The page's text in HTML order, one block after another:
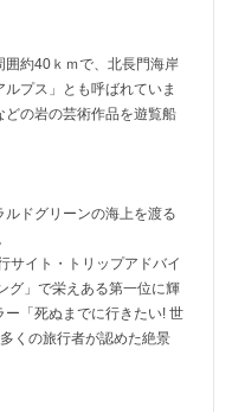
約40ｋｍで、北長門海岸
プス」とも呼ばれていま
の岩の芸術作品を遊覧船
ドグリーンの海上を渡る
サイト・トリップアドバイ
グ」で栄えある第一位に輝
「死ぬまでに行きたい! 世
くの旅行者が認めた絶景